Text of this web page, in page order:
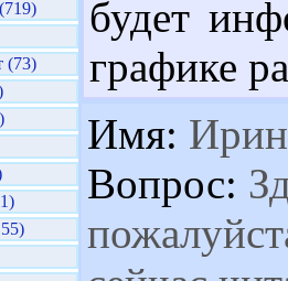
(73)
будет
графике
Имя:
Вопрос: